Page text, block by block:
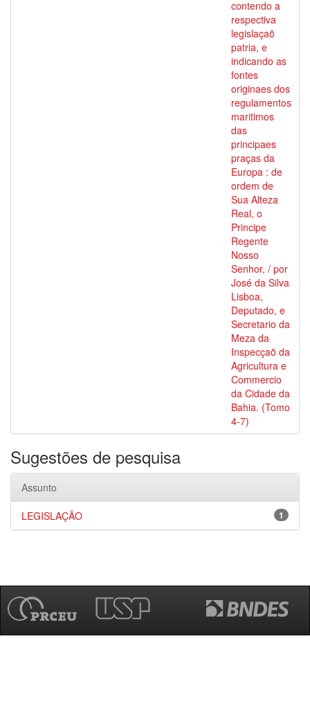
contendo a
respectiva
legislaçaõ
patria, e
indicando as
fontes
originaes dos
regulamentos
maritimos
das
principaes
praças da
Europa : de
ordem de
Sua Alteza
Real, o
Principe
Regente
Nosso
Senhor, / por
José da Silva
Lisboa,
Deputado, e
Secretario da
Meza da
Inspecçaõ da
Agricultura e
Commercio
da Cidade da
Bahia. (Tomo
4-7)
Sugestões de pesquisa
Assunto
1
LEGISLAÇÃO